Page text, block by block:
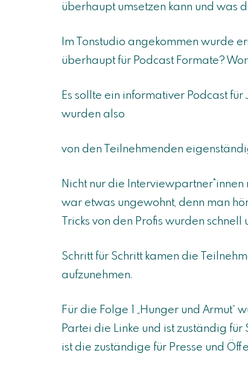
überhaupt umsetzen kann und was
Im Tonstudio angekommen wurde
überhaupt für Podcast Formate?
Es sollte ein informativer Podcast
wurden also
von den Teilnehmenden
Nicht nur die
war etwas ungewohnt, denn man
Tricks von den Profis wurden
Schritt für Schritt kamen die
aufzunehmen.
Für die Folge 1 „Hunger und
Partei die Linke und ist zuständig
ist die zuständige für Presse und